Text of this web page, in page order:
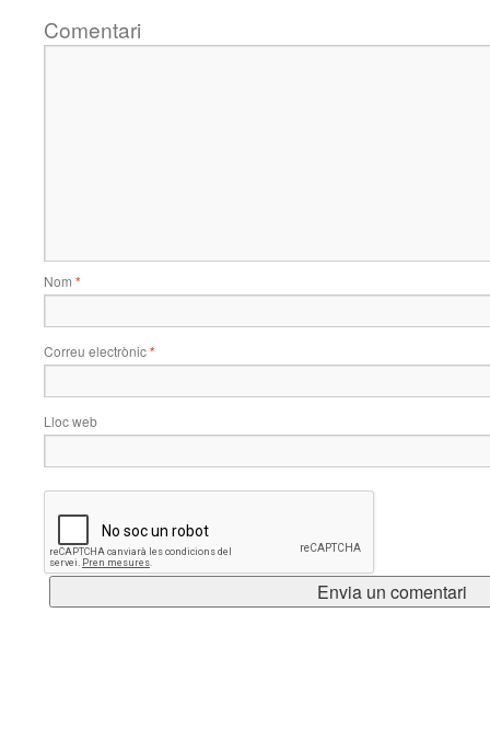
Comentari
Nom *
Correu electrònic*
Lloc web